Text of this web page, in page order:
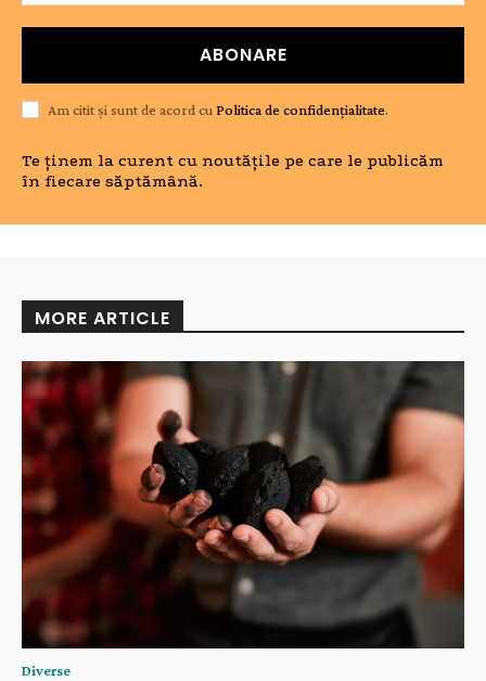
ABONARE
Am citit și sunt de acord cu Politica de confidențialitate.
Te ținem la curent cu noutățile pe care le publicăm
în fiecare săptămână.
MORE ARTICLE
Diverse